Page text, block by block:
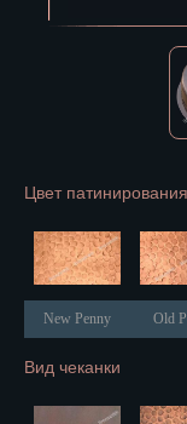
Цвет патинирования
New Penny Old
Вид чеканки